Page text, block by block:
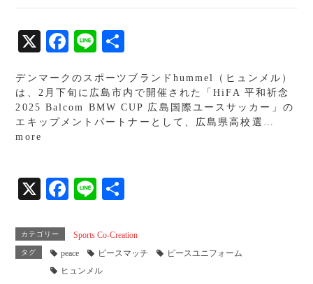
X
Fa
bo
ok
Li
デンマークのスポーツブランドhummel（ヒュンメル）
は、2月下旬に広島市内で開催された「HiFA 平和祈念
2025 Balcom BMW CUP 広島国際ユースサッカー」の
エキップメントパートナーとして、広島県高校選…
more
X
Fa
bo
ok
Li
カテゴリー Sports Co-Creation
タグ peace ピースマッチ
ピースユニフォーム
ヒュンメル